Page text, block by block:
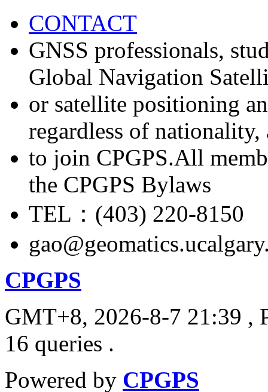
CONTACT
GNSS professionals,
Global Navigation
or satellite positioning
regardless of nationality,
to join CPGPS.All
the CPGPS Bylaws
TEL：(403) 220-8150
CPGPS
GMT+8, 2026-8-7 21:39 ,
16 queries .
Powered by CPGPS